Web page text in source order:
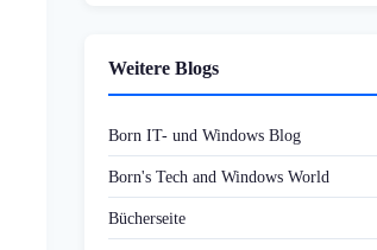
Weitere Blogs
Born IT- und Windows Blog
Born's Tech and Windows World
Bücherseite